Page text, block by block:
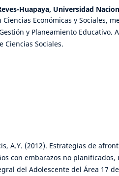
Huapaya, Universidad
Ciencias Económicas y Sociales,
y Planeamiento Educativo.
Ciencias Sociales.
A.Y. (2012). Estrategias de
con embarazos no
del Adolescente del Área 17